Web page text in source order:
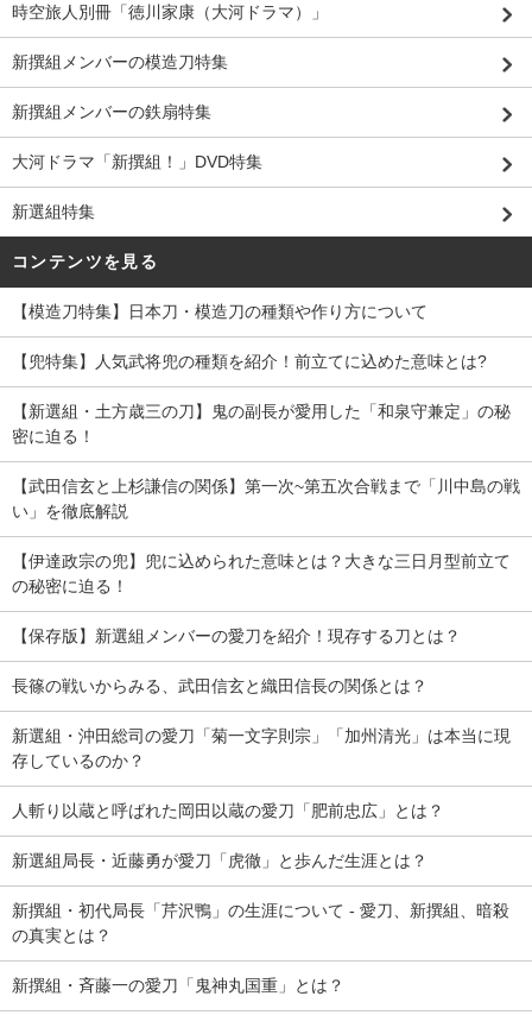
時空旅人別冊「徳川家康（大河ドラマ）」
新撰組メンバーの模造刀特集
新撰組メンバーの鉄扇特集
大河ドラマ「新撰組！」DVD特集
新選組特集
コンテンツを見る
【模造刀特集】日本刀・模造刀の種類や作り方について
【兜特集】人気武将兜の種類を紹介！前立てに込めた意味とは?
【新選組・土方歳三の刀】鬼の副長が愛用した「和泉守兼定」の秘
密に迫る！
【武田信玄と上杉謙信の関係】第一次~第五次合戦まで「川中島の戦
い」を徹底解説
【伊達政宗の兜】兜に込められた意味とは？大きな三日月型前立て
の秘密に迫る！
【保存版】新選組メンバーの愛刀を紹介！現存する刀とは？
長篠の戦いからみる、武田信玄と織田信長の関係とは？
新選組・沖田総司の愛刀「菊一文字則宗」「加州清光」は本当に現
存しているのか？
人斬り以蔵と呼ばれた岡田以蔵の愛刀「肥前忠広」とは？
新選組局長・近藤勇が愛刀「虎徹」と歩んだ生涯とは？
新撰組・初代局長「芹沢鴨」の生涯について - 愛刀、新撰組、暗殺
の真実とは？
新撰組・斉藤一の愛刀「鬼神丸国重」とは？